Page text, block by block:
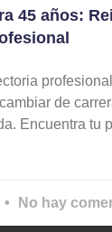
45 años:
de
Encuentra tu
No hay